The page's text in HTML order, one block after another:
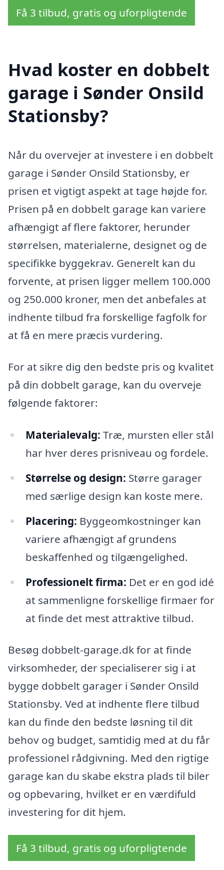
Få 3 tilbud, gratis og uforpligtende
Hvad koster en dobbelt
garage i Sønder Onsild
Stationsby?
Når du overvejer at investere i en dobbelt
garage i Sønder Onsild Stationsby, er
prisen et vigtigt aspekt at tage højde for.
Prisen på en dobbelt garage kan variere
afhængigt af flere faktorer, herunder
størrelsen, materialerne, designet og de
specifikke byggekrav. Generelt kan du
forvente, at prisen ligger mellem 100.000
og 250.000 kroner, men det anbefales at
indhente tilbud fra forskellige fagfolk for
at få en mere præcis vurdering.
For at sikre dig den bedste pris og kvalitet
på din dobbelt garage, kan du overveje
følgende faktorer:
Materialevalg: Træ, mursten eller stål
har hver deres prisniveau og fordele.
Størrelse og design: Større garager
med særlige design kan koste mere.
Placering: Byggeomkostninger kan
variere afhængigt af grundens
beskaffenhed og tilgængelighed.
Professionelt firma: Det er en god idé
at sammenligne forskellige firmaer for
at finde det mest attraktive tilbud.
Besøg dobbelt-garage.dk for at finde
virksomheder, der specialiserer sig i at
bygge dobbelt garager i Sønder Onsild
Stationsby. Ved at indhente flere tilbud
kan du finde den bedste løsning til dit
behov og budget, samtidig med at du får
professionel rådgivning. Med den rigtige
garage kan du skabe ekstra plads til biler
og opbevaring, hvilket er en værdifuld
investering for dit hjem.
Få 3 tilbud, gratis og uforpligtende